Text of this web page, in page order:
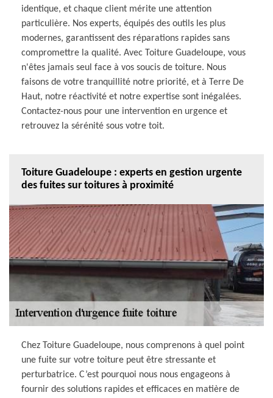
identique, et chaque client mérite une attention
particulière. Nos experts, équipés des outils les plus
modernes, garantissent des réparations rapides sans
compromettre la qualité. Avec Toiture Guadeloupe, vous
n'êtes jamais seul face à vos soucis de toiture. Nous
faisons de votre tranquillité notre priorité, et à Terre De
Haut, notre réactivité et notre expertise sont inégalées.
Contactez-nous pour une intervention en urgence et
retrouvez la sérénité sous votre toit.
Toiture Guadeloupe : experts en gestion urgente
des fuites sur toitures à proximité
Chez Toiture Guadeloupe, nous comprenons à quel point
une fuite sur votre toiture peut être stressante et
perturbatrice. C’est pourquoi nous nous engageons à
fournir des solutions rapides et efficaces en matière de